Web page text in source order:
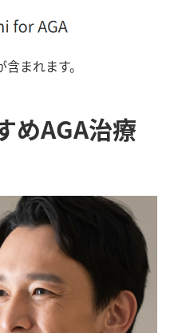
まれます。
めAGA治療